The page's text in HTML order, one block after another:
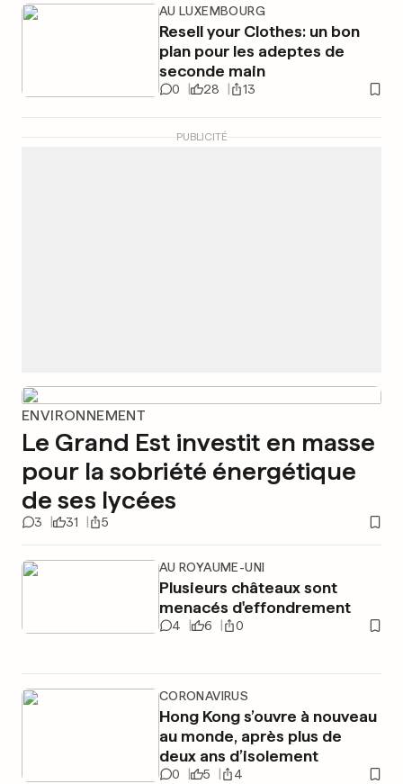
AU LUXEMBOURG
Resell your Clothes: un bon
plan pour les adeptes de
seconde main
0 28 13
PUBLICITÉ
ENVIRONNEMENT
Le Grand Est investit en masse
pour la sobriété énergétique
de ses lycées
3 31 5
AU ROYAUME-UNI
Plusieurs châteaux sont
menacés d'effondrement
4 6 0
CORONAVIRUS
Hong Kong s’ouvre à nouveau
au monde, après plus de
deux ans d’isolement
0 5 4